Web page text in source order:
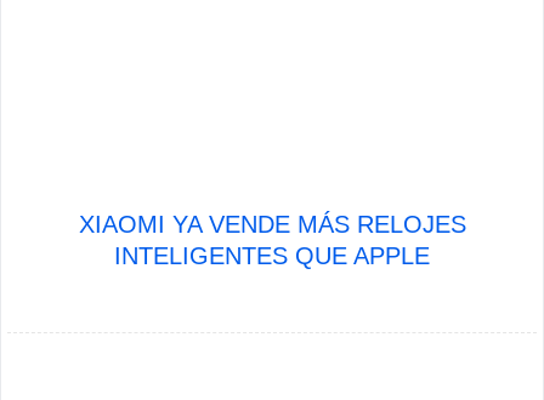
XIAOMI YA VENDE MÁS RELOJES
INTELIGENTES QUE APPLE